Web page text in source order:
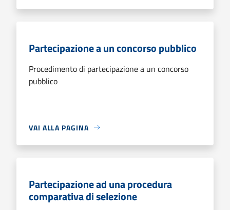
Partecipazione a un concorso pubblico
Procedimento di partecipazione a un concorso
pubblico
VAI ALLA PAGINA
Partecipazione ad una procedura
comparativa di selezione